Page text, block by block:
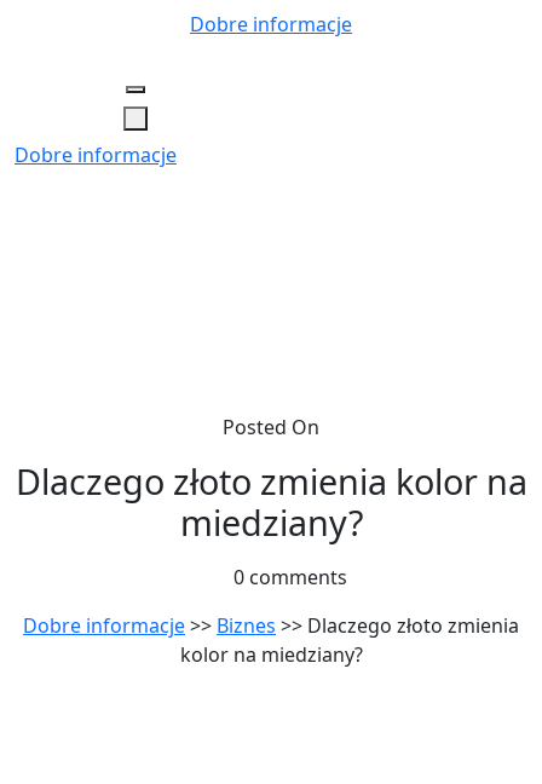
Dobre informacje
Dobre informacje
Posted On
Dlaczego złoto zmienia kolor na
miedziany?
0 comments
Dobre informacje>> Biznes >> Dlaczego złoto zmienia
kolor na miedziany?